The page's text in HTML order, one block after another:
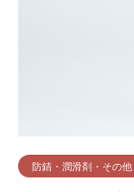
防錆・潤滑剤・その他